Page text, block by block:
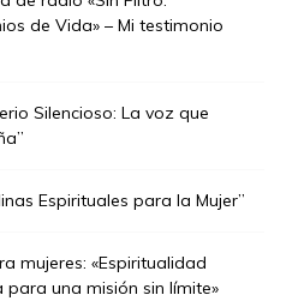
de Vida» – Mi testimonio
Silencioso: La voz que
Espirituales para la Mujer”
mujeres: «Espiritualidad
para una misión sin límite»